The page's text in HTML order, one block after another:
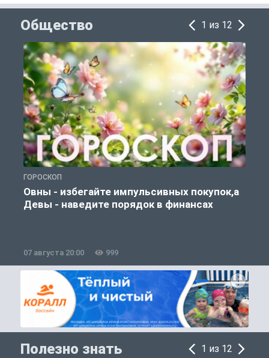
Общество 1 из 12
ГОРОСКОП
Овны - избегайте импульсивных покупок,а
Девы - наведите порядок в финансах
07 августа 20:00 999
Полезно знать 1 из 12